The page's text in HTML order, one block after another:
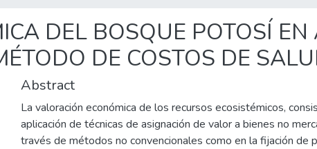
DEL BOSQUE POTOSÍ
DE COSTOS DE
Abstract
La valoración económica de los recursos ecosistémicos,
aplicación de técnicas de asignación de valor a bienes no
través de métodos no convencionales como en la fijación de